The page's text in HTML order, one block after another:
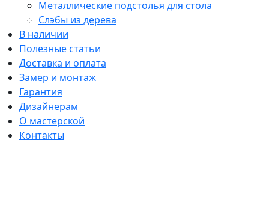
Металлические подстолья для стола
Слэбы из дерева
В наличии
Полезные статьи
Доставка и оплата
Замер и монтаж
Гарантия
Дизайнерам
О мастерской
Контакты